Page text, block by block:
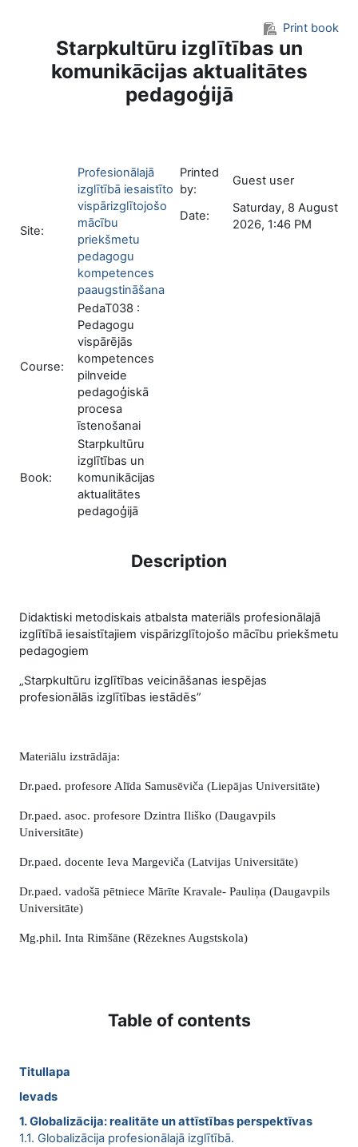
Print book
Starpkultūru izglītības un
komunikācijas aktualitātes
pedagoģijā
Site:
Profesionālajā
izglītībā iesaistīto
vispārizglītojošo
mācību
priekšmetu
pedagogu
kompetences
paaugstināšana
Course:
PedaT038 :
Pedagogu
vispārējās
kompetences
pilnveide
pedagoģiskā
procesa
īstenošanai
Book:
Starpkultūru
izglītības un
komunikācijas
aktualitātes
pedagoģijā
Printed
by:
Guest user
Date:
Saturday, 8 August
2026, 1:46 PM
Description
Didaktiski metodiskais atbalsta materiāls profesionālajā
izglītībā iesaistītajiem vispārizglītojošo mācību priekšmetu
pedagogiem
„Starpkultūru izglītības veicināšanas iespējas
profesionālās izglītības iestādēs”
Materiālu izstrādāja:
Dr.paed. profesore Alīda Samusēviča (Liepājas Universitāte)
Dr.paed. asoc. profesore Dzintra Iliško (Daugavpils
Universitāte)
Dr.paed. docente Ieva Margeviča (Latvijas Universitāte)
Dr.paed. vadošā pētniece Mārīte Kravale- Pauliņa (Daugavpils
Universitāte)
Mg.phil. Inta Rimšāne (Rēzeknes Augstskola)
Table of contents
Titullapa
Ievads
1. Globalizācija: realitāte un attīstības perspektīvas
1.1. Globalizācija profesionālajā izglītībā.